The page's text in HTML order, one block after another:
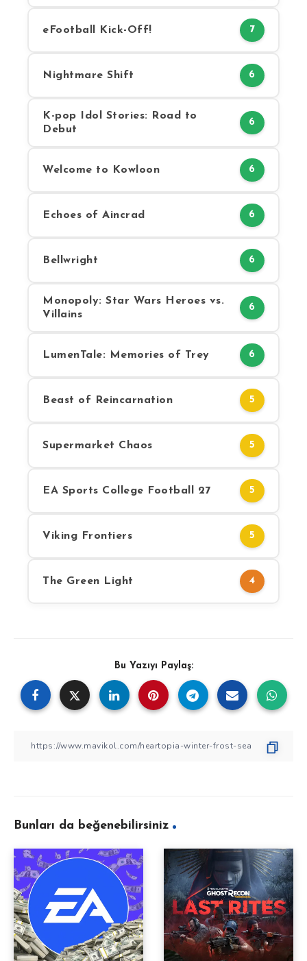
eFootball Kick-Off! 7
Nightmare Shift 6
K-pop Idol Stories: Road to
Debut
6
Welcome to Kowloon 6
Echoes of Aincrad 6
Bellwright 6
Monopoly: Star Wars Heroes vs.
Villains
6
LumenTale: Memories of Trey 6
Beast of Reincarnation 5
Supermarket Chaos 5
EA Sports College Football 27 5
Viking Frontiers 5
The Green Light 4
Bu Yazıyı Paylaş:
Bunları da beğenebilirsiniz